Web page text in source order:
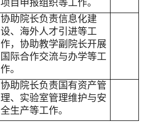
项目申报组织等工作。
协助院长负责信息化建
设、海外人才引进等工
作，协助教学副院长开展
国际合作交流与办学等工
作。
协助院长负责国有资产管
理、实验室管理维护与安
全生产等工作。